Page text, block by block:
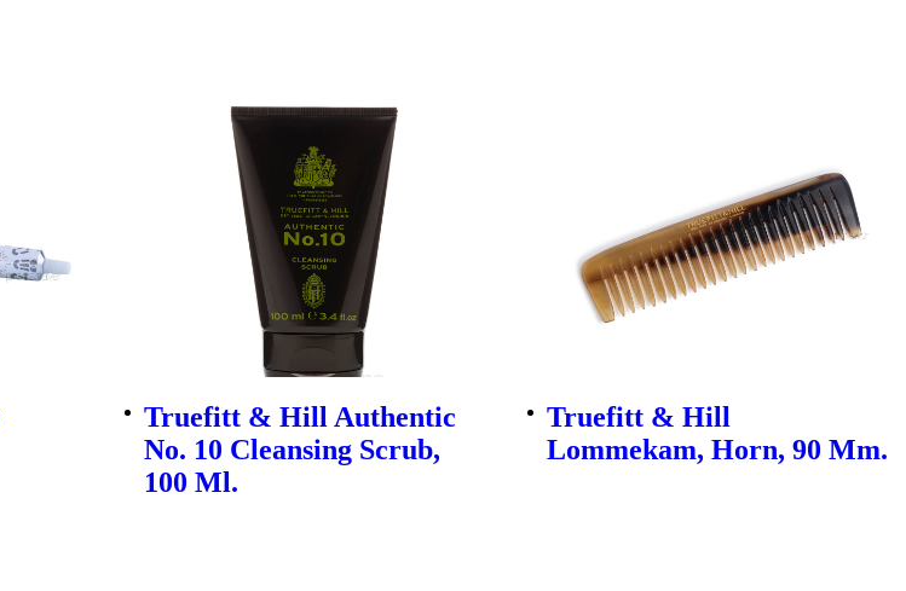
Truefitt & Hill Authentic
No. 10 Cleansing Scrub,
100 Ml.
Truefitt & Hill
Lommekam, Horn, 90 Mm.